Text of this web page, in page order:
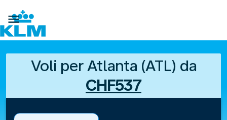

Voli per Atlanta (ATL) da
CHF537